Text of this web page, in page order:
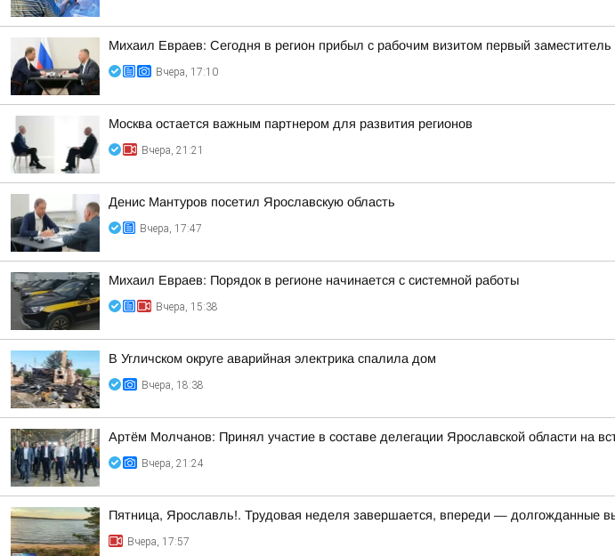
Михаил Евраев: Сегодня в регион прибыл с рабочим визитом первый
Вчера, 17:10
Москва остается важным партнером для развития регионов
Вчера, 21:21
Денис Мантуров посетил Ярославскую область
Вчера, 17:47
Михаил Евраев: Порядок в регионе начинается с системной работы
Вчера, 15:38
В Угличском округе аварийная электрика спалила дом
Вчера, 18:38
Артём Молчанов: Принял участие в составе делегации Ярославской области на
Вчера, 21:24
Пятница, Ярославль!. Трудовая неделя завершается, впереди — долгожданные
Вчера, 17:57